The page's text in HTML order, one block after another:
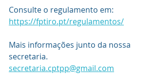
Consulte o regulamento em:
https://fptiro.pt/regulamentos/
Mais informações junto da nossa
secretaria.
secretaria.cptpp@gmail.com